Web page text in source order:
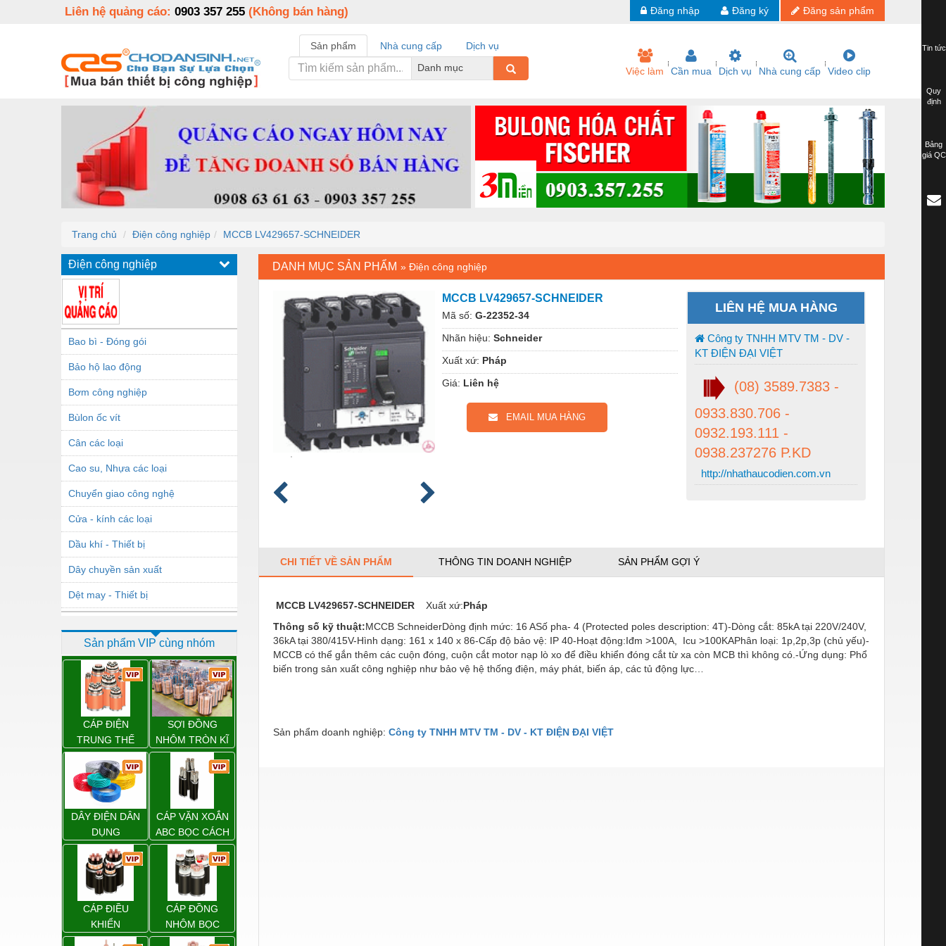
Liên hệ quảng cáo: 0903 357 255 (Không bán hàng) Đăng sản phẩm
Đăng ký
Đăng nhập
Sản phẩm Nhà cung cấp
Dịch vụ
Danh mục
Việc làm Cần mua Dịch vụ Nhà cung cấp Video clip
Trang chủ Điện công nghiệp MCCB LV429657-SCHNEIDER
Điện công nghiệp
Bao bì - Đóng gói
Bảo hộ lao động
Bơm công nghiệp
Bùlon ốc vít
Cân các loại
Cao su, Nhựa các loại
Chuyển giao công nghệ
Cửa - kính các loại
Dầu khí - Thiết bị
Dây chuyền sản xuất
Dệt may - Thiết bị
Dịch vụ - Thi công
Điện công nghiệp
Điện gia dụng
Điện Lạnh
Đóng tàu Thiết bị
Đúc chính xác Thiết bị
Dụng cụ cầm tay
Dụng cụ cắt gọt
Dụng cụ điện
Dụng cụ đo
Gỗ - Trang thiết bị
Hàn cắt - Thiết bị
Sản phẩm VIP cùng nhóm
CÁP ĐIỆN
TRUNG THẾ
SỢI ĐỒNG
NHÔM TRÒN KĨ
THUẬT ĐIỆN
DÂY ĐIỆN DÂN
DỤNG
CÁP VẶN XOẮN
ABC BỌC CÁCH
ĐIỆN XLPE
CÁP ĐIỀU
KHIỂN
CÁP ĐỒNG
NHÔM BỌC
DANH MỤC SẢN PHẨM » Điện công nghiệp
MCCB LV429657-SCHNEIDER
Mã số: G-22352-34
Nhãn hiệu: Schneider
Xuất xứ: Pháp
Giá: Liên hệ
EMAIL MUA HÀNG
LIÊN HỆ MUA HÀNG
Công ty TNHH MTV TM - DV -
KT ĐIỆN ĐẠI VIỆT
(08) 3589.7383 -
0933.830.706 -
0932.193.111 -
0938.237276 P.KD
http://nhathaucodien.com.vn
CHI TIẾT VỀ SẢN PHẨM THÔNG TIN DOANH NGHIỆP SẢN PHẨM GỢI Ý
MCCB LV429657-SCHNEIDER Xuất xứ:Pháp
Thông số kỹ thuật:MCCB SchneiderDòng định mức: 16 ASố pha- 4 (Protected poles description: 4T)-Dòng cắt: 85kA tại 220V/240V,
36kA tại 380/415V-Hình dạng: 161 x 140 x 86-Cấp độ bảo vệ: IP 40-Hoạt động:Iđm >100A, Icu >100KAPhân loại: 1p,2p,3p (chủ yếu)-
MCCB có thể gắn thêm các cuộn đóng, cuộn cắt motor nạp lò xo để điều khiển đóng cắt từ xa còn MCB thì không có.-Ứng dụng: Phổ
biến trong sản xuất công nghiệp như bảo vệ hệ thống điện, máy phát, biến áp, các tủ động lực…
Sản phẩm doanh nghiệp: Công ty TNHH MTV TM - DV - KT ĐIỆN ĐẠI VIỆT
Tin tức
Quy
định
Bảng
giá QC